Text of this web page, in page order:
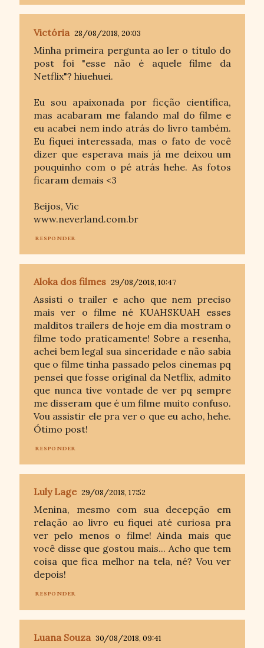
Victória 28/08/2018, 20:03
Minha primeira pergunta ao ler o título do
post foi "esse não é aquele filme da
Netflix"? hiuehuei.
Eu sou apaixonada por ficção científica,
mas acabaram me falando mal do filme e
eu acabei nem indo atrás do livro também.
Eu fiquei interessada, mas o fato de você
dizer que esperava mais já me deixou um
pouquinho com o pé atrás hehe. As fotos
ficaram demais <3
Beijos, Vic
www.neverland.com.br
RESPONDER
Aloka dos filmes 29/08/2018, 10:47
Assisti o trailer e acho que nem preciso
mais ver o filme né KUAHSKUAH esses
malditos trailers de hoje em dia mostram o
filme todo praticamente! Sobre a resenha,
achei bem legal sua sinceridade e não sabia
que o filme tinha passado pelos cinemas pq
pensei que fosse original da Netflix, admito
que nunca tive vontade de ver pq sempre
me disseram que é um filme muito confuso.
Vou assistir ele pra ver o que eu acho, hehe.
Ótimo post!
RESPONDER
Luly Lage 29/08/2018, 17:52
Menina, mesmo com sua decepção em
relação ao livro eu fiquei até curiosa pra
ver pelo menos o filme! Ainda mais que
você disse que gostou mais... Acho que tem
coisa que fica melhor na tela, né? Vou ver
depois!
RESPONDER
Luana Souza 30/08/2018, 09:41